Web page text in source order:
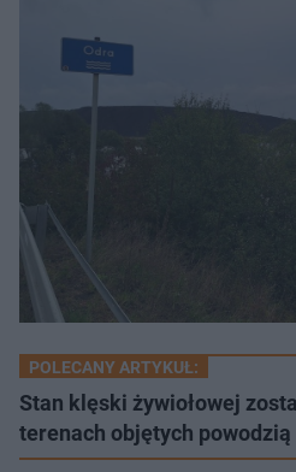
POLECANY ARTYKUŁ:
Stan klęski żywiołowej
terenach objętych